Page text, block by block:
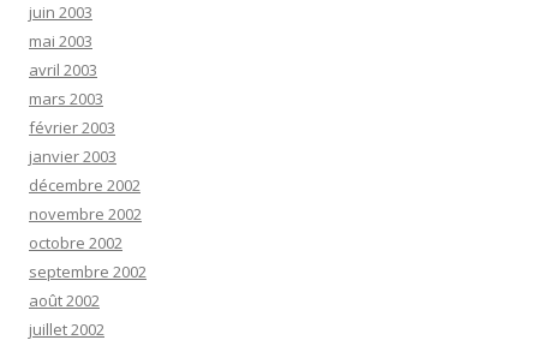
juin 2003
mai 2003
avril 2003
mars 2003
février 2003
janvier 2003
décembre 2002
novembre 2002
octobre 2002
septembre 2002
août 2002
juillet 2002